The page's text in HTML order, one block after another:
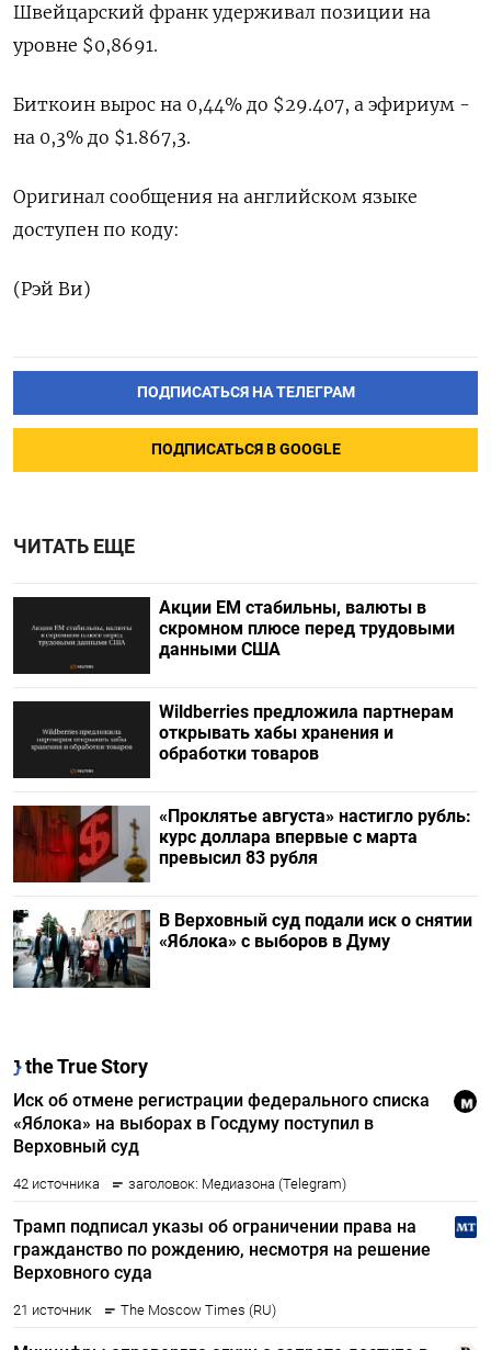
Швейцарский франк удерживал позиции на
уровне $0,8691.
Биткоин вырос на 0,44% до $29.407, а эфириум -
на 0,3% до $1.867,3.
Оригинал сообщения на английском языке
доступен по коду:
(Рэй Ви)
ПОДПИСАТЬСЯ НА ТЕЛЕГРАМ
ПОДПИСАТЬСЯ В GOOGLE
ЧИТАТЬ ЕЩЕ
Акции ЕМ стабильны, валюты в
скромном плюсе перед трудовыми
данными США
Wildberries предложила партнерам
открывать хабы хранения и
обработки товаров
«Проклятье августа» настигло рубль:
курс доллара впервые с марта
превысил 83 рубля
В Верховный суд подали иск о снятии
«Яблока» с выборов в Думу